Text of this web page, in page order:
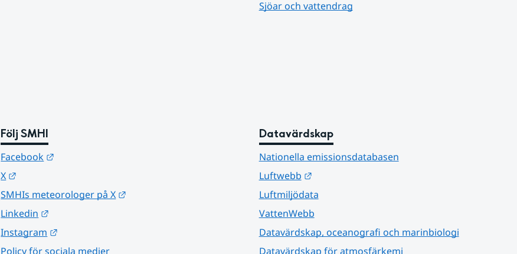
Sjöar och vattendrag
Följ SMHI
Facebook
X
SMHIs meteorologer på X
Linkedin
Instagram
Policy för sociala medier
Datavärdskap
Nationella emissionsdatabasen
Luftwebb
Länk till annan webbplats.
Luftmiljödata
VattenWebb
Datavärdskap, oceanografi och marinbiologi
Datavärdskap för atmosfärkemi